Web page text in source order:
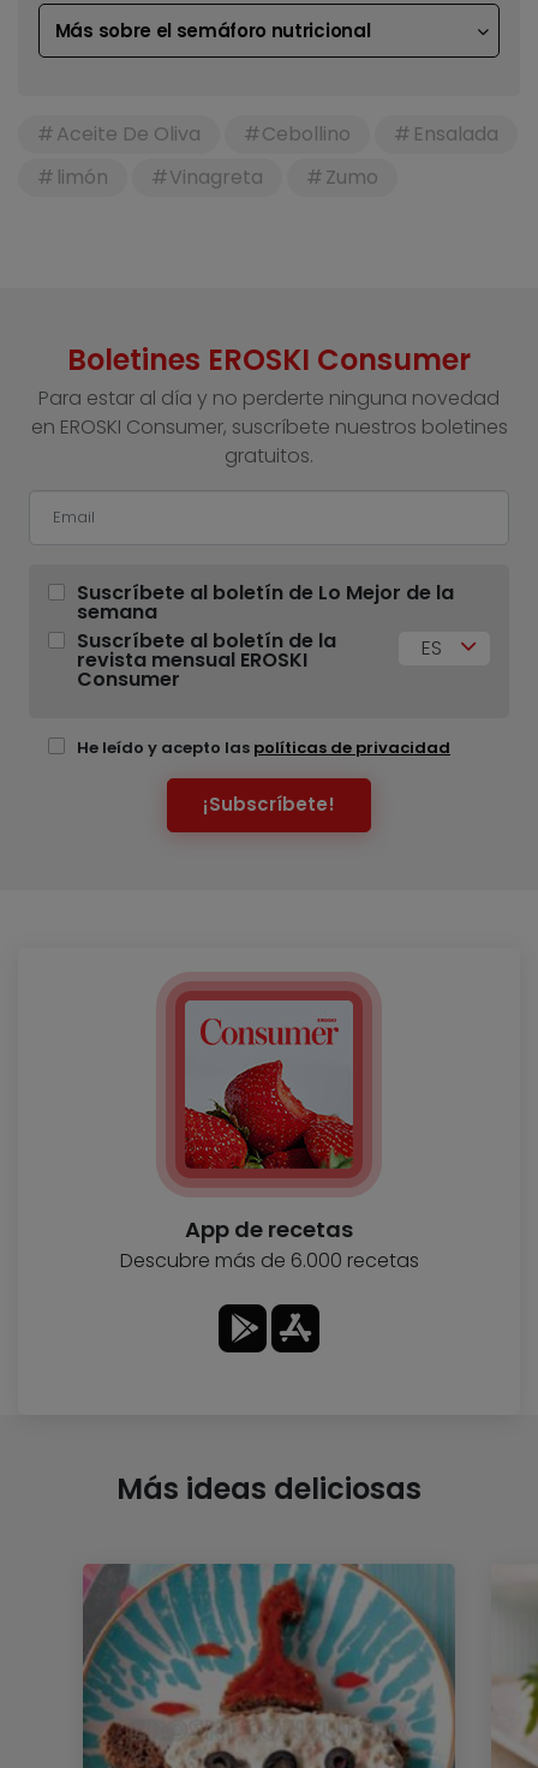
Más sobre el semáforo nutricional
Aceite De Oliva Cebollino
Ensalada
limón
Vinagreta Zumo
Boletines EROSKI Consumer
Para estar al día y no perderte ninguna novedad
en EROSKI Consumer, suscríbete nuestros boletines
gratuitos.
Suscríbete al boletín de Lo Mejor de la
semana
Suscríbete al boletín de la
revista mensual EROSKI
Consumer
ES
He leído y acepto las políticas de privacidad
¡Subscríbete!
App de recetas
Descubre más de 6.000 recetas
Más ideas deliciosas